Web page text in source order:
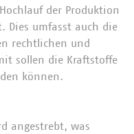
der Produktion
Dies umfasst auch die
rechtlichen und
sollen die Kraftstoffe
können.
angestrebt, was